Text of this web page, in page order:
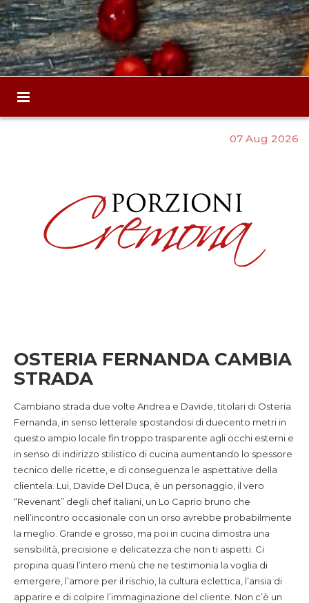
07 Aug 2026
OSTERIA FERNANDA CAMBIA
STRADA
Cambiano strada due volte Andrea e Davide, titolari di Osteria
Fernanda, in senso letterale spostandosi di duecento metri in
questo ampio locale fin troppo trasparente agli occhi esterni e
in senso di indirizzo stilistico di cucina aumentando lo spessore
tecnico delle ricette, e di conseguenza le aspettative della
clientela. Lui, Davide Del Duca, è un personaggio, il vero
“Revenant” degli chef italiani, un Lo Caprio bruno che
nell’incontro occasionale con un orso avrebbe probabilmente
la meglio. Grande e grosso, ma poi in cucina dimostra una
sensibilità, precisione e delicatezza che non ti aspetti. Ci
propina quasi l’intero menù che ne testimonia la voglia di
emergere, l’amore per il rischio, la cultura eclettica, l’ansia di
apparire e di colpire l’immaginazione del cliente. Non c’è un